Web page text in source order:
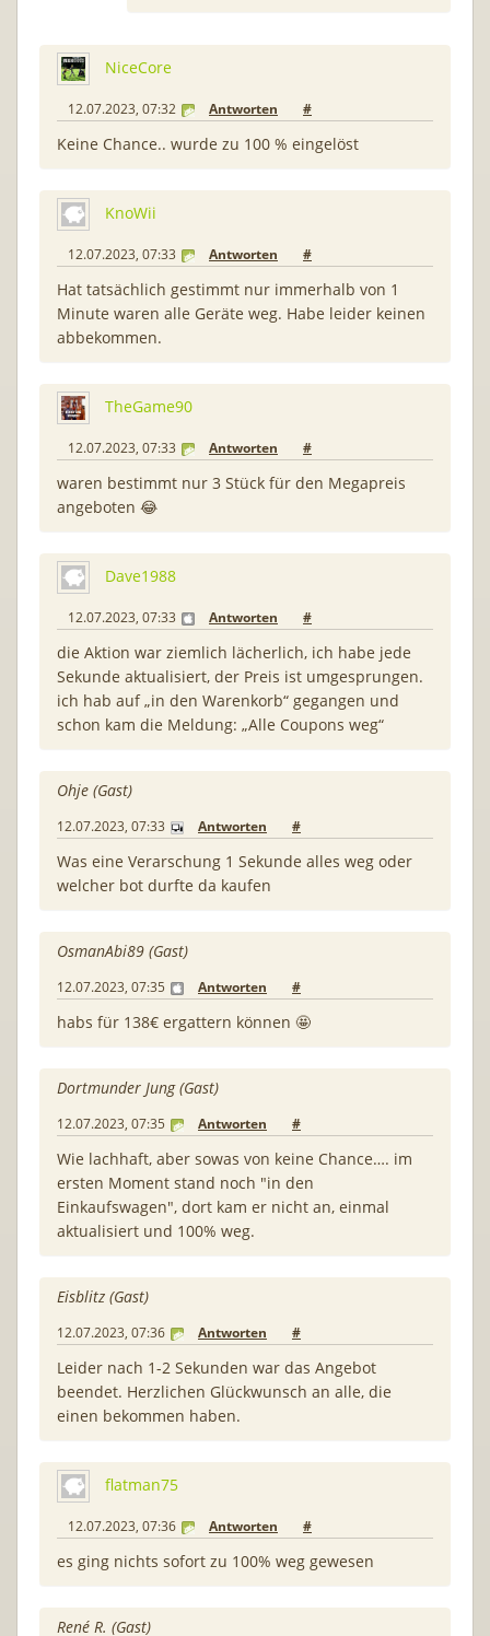
NiceCore
12.07.2023, 07:32 Antworten #
Keine Chance.. wurde zu 100 % eingelöst
KnoWii
12.07.2023, 07:33 Antworten #
Hat tatsächlich gestimmt nur immerhalb von 1
Minute waren alle Geräte weg. Habe leider keinen
abbekommen.
TheGame90
12.07.2023, 07:33 Antworten #
waren bestimmt nur 3 Stück für den Megapreis
angeboten 😂
Dave1988
12.07.2023, 07:33 Antworten #
die Aktion war ziemlich lächerlich, ich habe jede
Sekunde aktualisiert, der Preis ist umgesprungen.
ich hab auf „in den Warenkorb“ gegangen und
schon kam die Meldung: „Alle Coupons weg“
Ohje (Gast)
12.07.2023, 07:33 Antworten #
Was eine Verarschung 1 Sekunde alles weg oder
welcher bot durfte da kaufen
OsmanAbi89 (Gast)
12.07.2023, 07:35 Antworten #
habs für 138€ ergattern können 🤩
Dortmunder Jung (Gast)
12.07.2023, 07:35 Antworten #
Wie lachhaft, aber sowas von keine Chance…. im
ersten Moment stand noch "in den
Einkaufswagen", dort kam er nicht an, einmal
aktualisiert und 100% weg.
Eisblitz (Gast)
12.07.2023, 07:36 Antworten #
Leider nach 1-2 Sekunden war das Angebot
beendet. Herzlichen Glückwunsch an alle, die
einen bekommen haben.
flatman75
12.07.2023, 07:36 Antworten #
es ging nichts sofort zu 100% weg gewesen
René R. (Gast)